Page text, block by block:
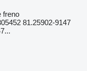
freno
81.25902-9147